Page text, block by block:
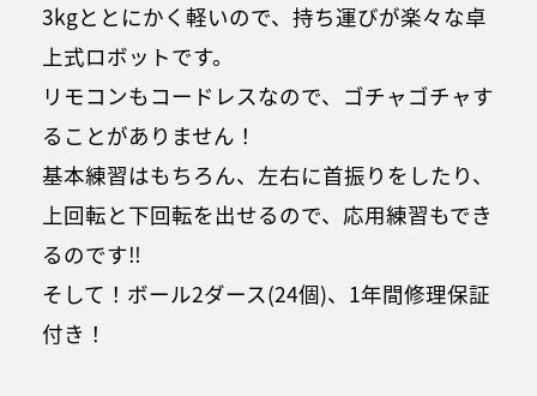
3kgととにかく軽いので、持ち運びが楽々な卓
上式ロボットです。
リモコンもコードレスなので、ゴチャゴチャす
ることがありません！
基本練習はもちろん、左右に首振りをしたり、
上回転と下回転を出せるので、応用練習もでき
るのです‼︎
そして！ボール2ダース(24個)、1年間修理保証
付き！